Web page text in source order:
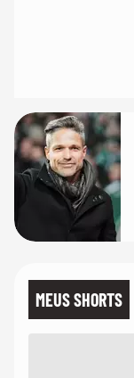
MEUS SHORTS